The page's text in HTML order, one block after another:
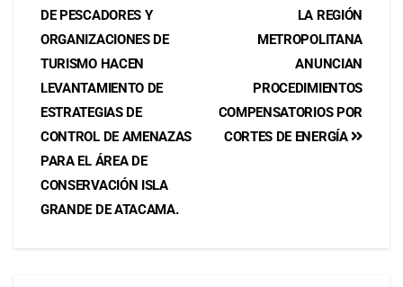
LA REGIÓN
METROPOLITANA
ANUNCIAN
PROCEDIMIENTOS
COMPENSATORIOS POR
CORTES DE ENERGÍA
DE PESCADORES Y
ORGANIZACIONES DE
TURISMO HACEN
LEVANTAMIENTO DE
ESTRATEGIAS DE
CONTROL DE AMENAZAS
PARA EL ÁREA DE
CONSERVACIÓN ISLA
GRANDE DE ATACAMA.